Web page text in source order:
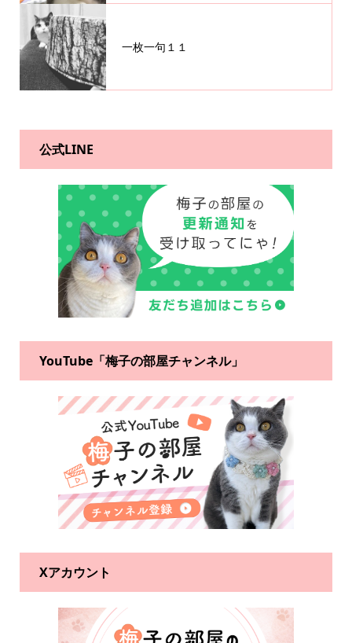
一枚一句１１
公式LINE
YouTube「梅子の部屋チャンネル」
Xアカウント